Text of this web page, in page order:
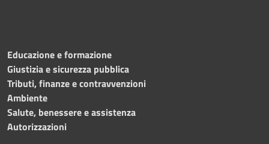
Educazione e formazione
Giustizia e sicurezza pubblica
Tributi, finanze e contravvenzioni
Ambiente
Salute, benessere e assistenza
Autorizzazioni